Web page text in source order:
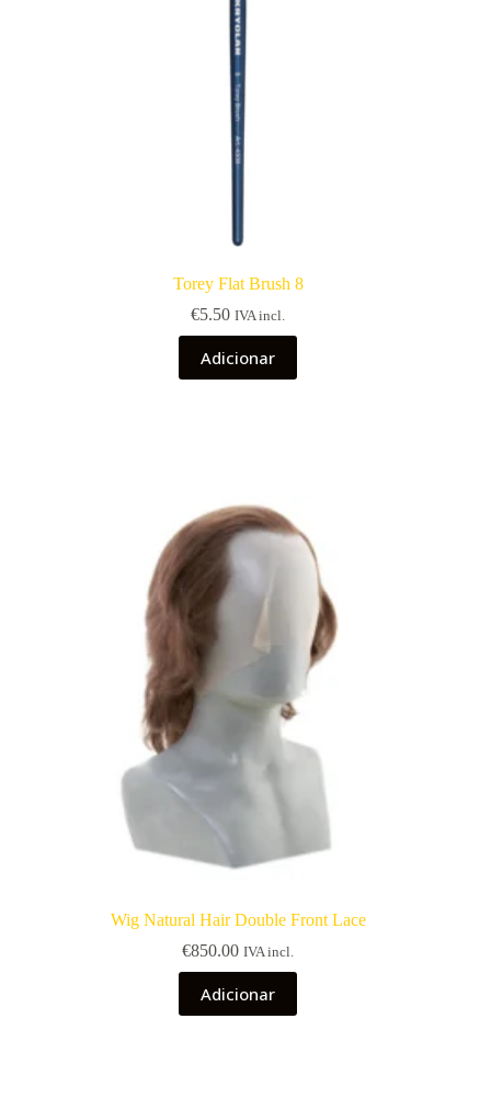
Torey Flat Brush 8
€5.50 IVA incl.
Adicionar
Wig Natural Hair Double Front Lace
€850.00 IVA incl.
Adicionar